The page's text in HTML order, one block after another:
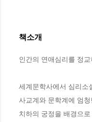
책소개
인간의 연애심리를 정
세계문학사에서 심리소
사교계와 문학계에 엄
치하의 궁정을 배경으